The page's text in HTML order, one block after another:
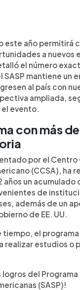
este año permitirá
a nuevos
el número
SASP mantiene un
al país con
ampliada,
evento.
con más
por el Centro
(CCSA), ha
años un acumulado
de
además de un
de EE. UU.
tiempo, el programa
realizar estudios o
logros del
(SASP)!